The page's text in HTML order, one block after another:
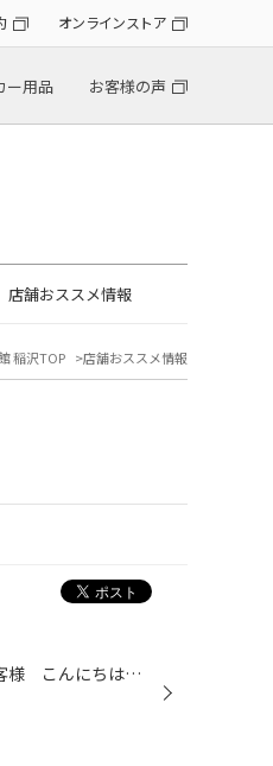
オンラインストア
ー用品 お客様の声
店舗おススメ情報
稲沢TOP 店舗おススメ情報
愛知県 稲沢市津島市あま市一宮市 岐阜県海津市 その他近隣のお客様 こんにちは。 愛知県稲沢市福島町のタイヤ館稲沢です。 どうも「つぼやん」こと店長の坪内です。 一気に冬が来た感じですね。 この前まで半袖だったのに...。 みなさん スタッドレス装着されましたか？ スタッドレスは少し早...